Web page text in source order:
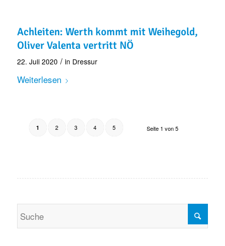
Achleiten: Werth kommt mit Weihegold,
Oliver Valenta vertritt NÖ
22. Juli 2020 / in Dressur
Weiterlesen
Seite 1 von 5
1 2 3 4 5